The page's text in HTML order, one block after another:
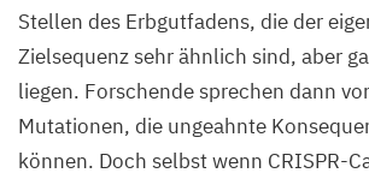
im Labor.
Felix
Petermann,
Stellen des Erbgutfadens, die der
Zielsequenz sehr ähnlich sind, aber
liegen. Forschende sprechen dann
Mutationen, die ungeahnte
können. Doch selbst wenn CRISPR-